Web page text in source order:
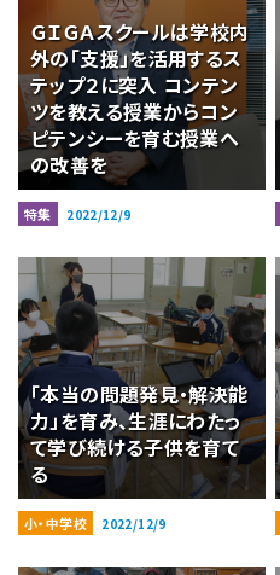
ＧＩＧＡスクールは学校内
外の「支援」を活用するス
テップ２に突入 コンテン
ツを教える授業からコン
ピテンシーを育む授業へ
の改善を
特集 2022/12/9
「本当の問題発見・解決能
力」を育み、生涯にわたっ
て学び続ける子供を育て
る
小・中学校 2022/12/9